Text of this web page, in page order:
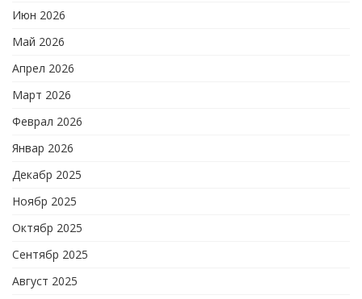
Июн 2026
Май 2026
Апрел 2026
Март 2026
Феврал 2026
Январ 2026
Декабр 2025
Ноябр 2025
Октябр 2025
Сентябр 2025
Август 2025